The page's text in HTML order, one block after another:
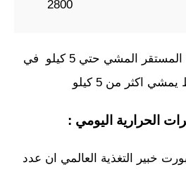
2800
ويتضمن النشاط اليومي المستقر المشي حتي 5 كيلو في
اكثر من 5 كيلو
الحرارية اليومي :
خبير التغذية العالمي ان عدد